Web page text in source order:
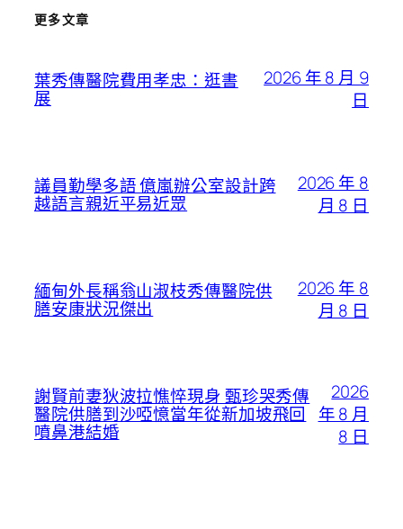
更多文章
葉秀傳醫院費用孝忠：逛書
展
2026 年 8 月 9
日
議員勤學多語 億嵐辦公室設計跨
越語言親近平易近眾
2026 年 8
月 8 日
緬甸外長稱翁山淑枝秀傳醫院供
膳安康狀況傑出
2026 年 8
月 8 日
謝賢前妻狄波拉憔悴現身 甄珍哭秀傳
醫院供膳到沙啞憶當年從新加坡飛回
噴鼻港結婚
2026
年 8 月
8 日